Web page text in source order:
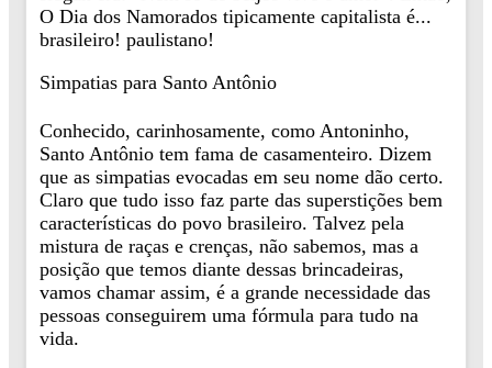
O Dia dos Namorados tipicamente capitalista é...
brasileiro! paulistano!
Simpatias para Santo Antônio
Conhecido, carinhosamente, como Antoninho,
Santo Antônio tem fama de casamenteiro. Dizem
que as simpatias evocadas em seu nome dão certo.
Claro que tudo isso faz parte das superstições bem
características do povo brasileiro. Talvez pela
mistura de raças e crenças, não sabemos, mas a
posição que temos diante dessas brincadeiras,
vamos chamar assim, é a grande necessidade das
pessoas conseguirem uma fórmula para tudo na
vida.